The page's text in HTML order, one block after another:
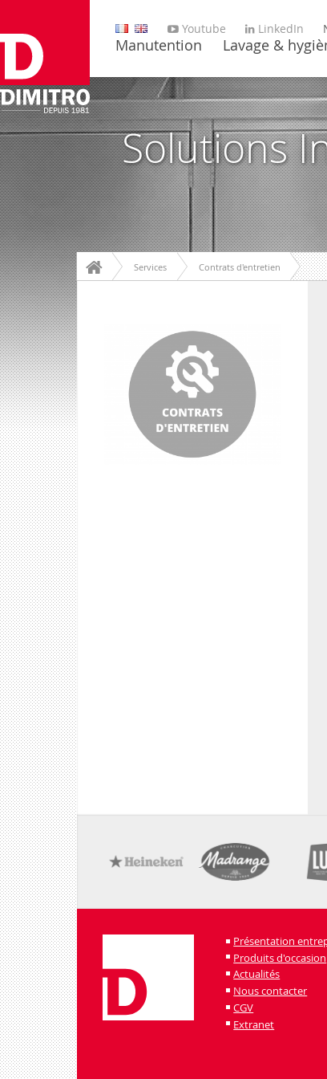
Youtube LinkedIn
Manutention Lavage &
Solutions
Services Contrats d'entretien
Présentation
Produits d'occasion
Actualités
Nous contacter
CGV
Extranet